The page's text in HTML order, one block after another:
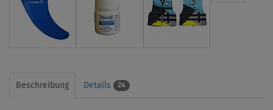
Beschreibung Details 24